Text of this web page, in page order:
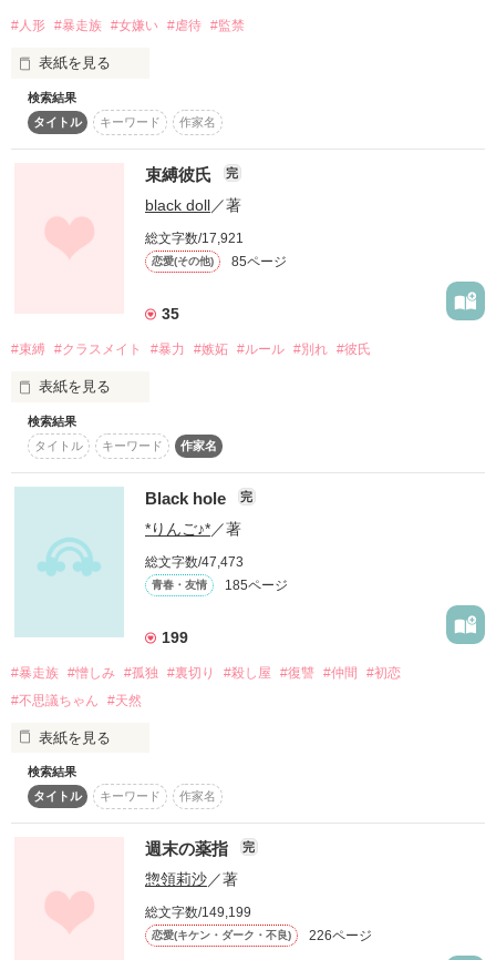
◆◆◆◆◆
Special thanks!
azi 様
ミョウガ好き 様
みなの。様
素敵なレビューを頂きました！
頂いた言葉のすべてが
私のチカラになります*°
ありがとうございます！
◆◆◆◆◆
２人と脇役たちのさらにその後を更新中！
気になる方はそちらもぜひ！
傷つく覚悟なら
最初から出来てるよ
「誘ってんじゃねぇよ」
不良だけど優しい金髪
レビューを書いて下さった１９人の方ありがとうございます！
★キャラブック公開中
※未成年の煙草・飲酒は
法律で禁止されてます。
2008.08〜2009.08
それも、新しく就任した29歳の専務、真辺章人（まなべあきひ
と）の秘書として。
社長の息子でもある章人は、社内でも有名な“俺様”。
気が重い美月は、仕事として割り切ろうとするのに、なぜか章
人にプライベートまで振り回され始め…！？
そんな相手に恋をしたら…？
MARYOさん、おすぎちゃんさん、そみなさん、KUONさん、
☆輝夜★さん、素敵なレビューをありがとうございました
作品を読む
#人形 #暴走族 #女嫌い #虐待 #監禁
表紙を見る
どんな事をしても…私は人形…。
一生解けない鎖を首に巻き付けられているのさ…。
私は…生まれてすぐ人形だった…。
私は感情が無かった…。
そんな私が逃げた場所は
火傷しちゃうほど暖かい暴走族だった。
東 沙彩(あずま さあや)
二人の出会いは偶然か…必然か
検索結果
タイトル
キーワード 作家名
束縛彼氏 完
black doll／著
総文字数/17,921
恋愛(その他) 85ページ
35
#束縛 #クラスメイト #暴力 #嫉妬 #ルール #別れ #彼氏
表紙を見る
「男か？　男といるのか？」
聞いてくるのはいつも、あたしのことばかり。
このまま関係を続けて何になるの？
検索結果
タイトル
キーワード 作家名
Black hole 完
*りんご♪*／著
総文字数/47,473
青春・友情 185ページ
199
#暴走族 #憎しみ #孤独 #裏切り #殺し屋 #復讐 #仲間
#初恋
#不思議ちゃん
#天然
表紙を見る
歪みねじ曲がった
光も1度入ったら抜け出せない
この闇の世界に入ったら…
検索結果
タイトル
キーワード 作家名
週末の薬指 完
惣領莉沙／著
総文字数/149,199
恋愛(キケン・ダーク・不良) 226ページ